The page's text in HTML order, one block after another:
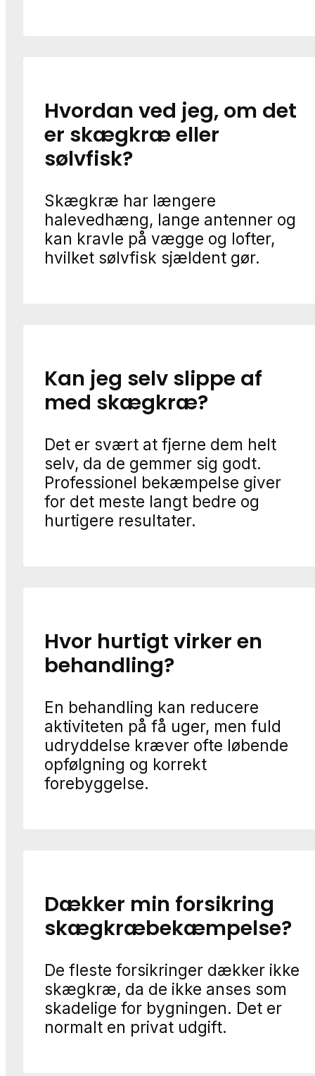
Hvordan ved jeg, om det
er skægkræ eller
sølvfisk?
Skægkræ har længere
halevedhæng, lange antenner og
kan kravle på vægge og lofter,
hvilket sølvfisk sjældent gør.
Kan jeg selv slippe af
med skægkræ?
Det er svært at fjerne dem helt
selv, da de gemmer sig godt.
Professionel bekæmpelse giver
for det meste langt bedre og
hurtigere resultater.
Hvor hurtigt virker en
behandling?
En behandling kan reducere
aktiviteten på få uger, men fuld
udryddelse kræver ofte løbende
opfølgning og korrekt
forebyggelse.
Dækker min forsikring
skægkræbekæmpelse?
De fleste forsikringer dækker ikke
skægkræ, da de ikke anses som
skadelige for bygningen. Det er
normalt en privat udgift.